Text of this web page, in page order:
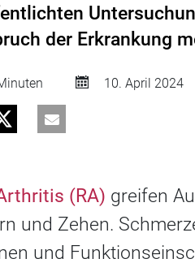
der Erkrankung
10. April 2024
(RA) greifen
und Zehen.
und